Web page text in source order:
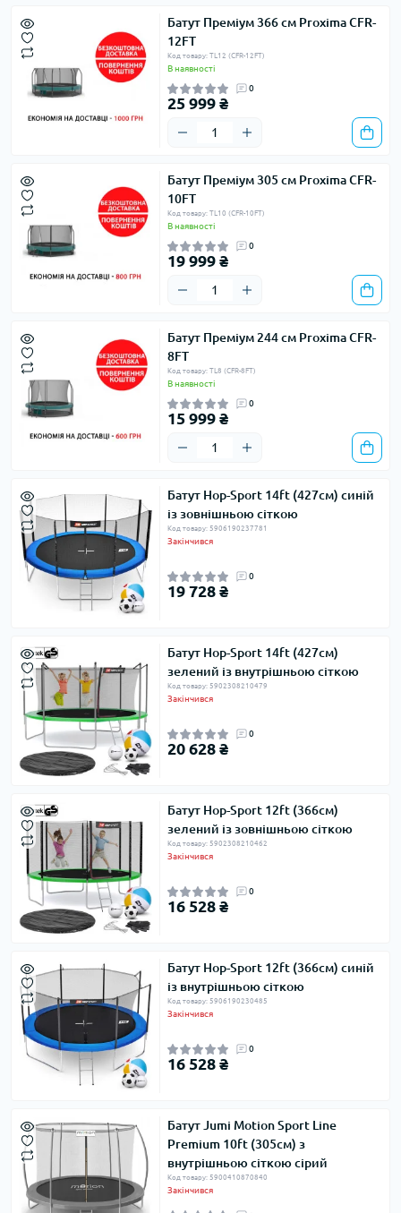
Батут Преміум 366 см Proxima CFR-
12FT
Код товару: TL12 (CFR-12FT)
В наявності
0
25 999 ₴
Батут Преміум 305 см Proxima CFR-
10FT
Код товару: TL10 (CFR-10FT)
В наявності
0
19 999 ₴
Батут Преміум 244 см Proxima CFR-
8FT
Код товару: TL8 (CFR-8FT)
В наявності
0
15 999 ₴
Батут Hop-Sport 14ft (427см) синій
із зовнішньою сіткою
Код товару: 5906190237781
Закінчився
0
19 728 ₴
Батут Hop-Sport 14ft (427см)
зелений із внутрішньою сіткою
Код товару: 5902308210479
Закінчився
0
20 628 ₴
Батут Hop-Sport 12ft (366см)
зелений із зовнішньою сіткою
Код товару: 5902308210462
Закінчився
0
16 528 ₴
Батут Hop-Sport 12ft (366см) синій
із внутрішньою сіткою
Код товару: 5906190230485
Закінчився
0
16 528 ₴
Батут Jumi Motion Sport Line
Premium 10ft (305см) з
внутрішньою сіткою сірий
Код товару: 5900410870840
Закінчився